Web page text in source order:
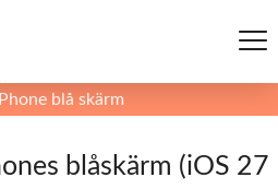
blå skärm
blåskärm (iOS 27